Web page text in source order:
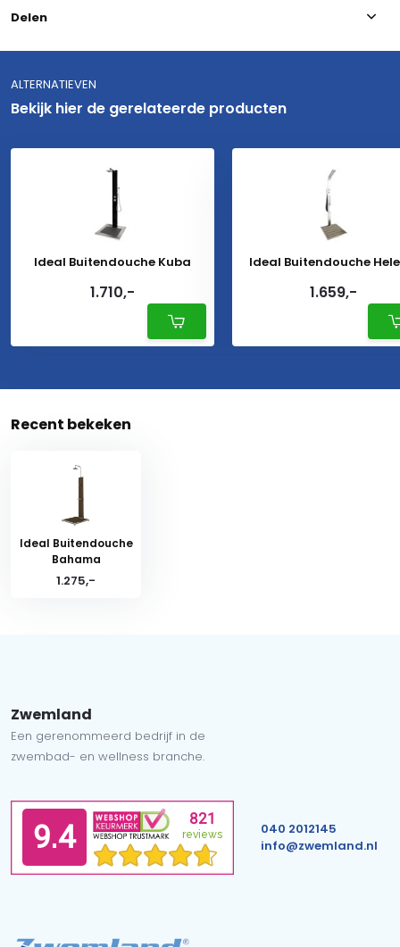
Delen
ALTERNATIEVEN
Bekijk hier de gerelateerde producten
Ideal Buitendouche Kuba
1.710,-
Ideal Buitendouche
1.659,-
Recent bekeken
Ideal Buitendouche
Bahama
1.275,-
Zwemland
Een gerenommeerd bedrijf in de
zwembad- en wellness branche.
040 2012145
info@zwemland.nl